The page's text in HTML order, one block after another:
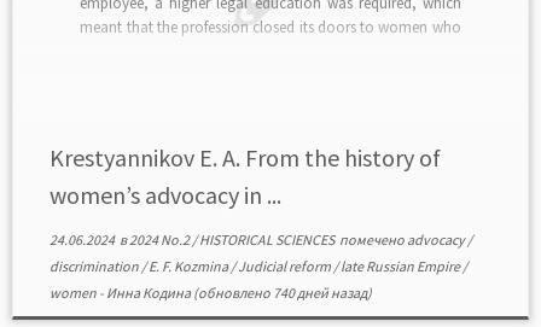
meant that the profession closed its doors to women who
Krestyannikov E. A. From the history of
women’s advocacy in ...
24.06.2024в2024 No.2/HISTORICAL SCIENCES помечено advocacy/
discrimination /E. F. Kozmina/Judicial reform /late Russian Empire/
women - Инна Кодина(обновлено 740 дней назад)